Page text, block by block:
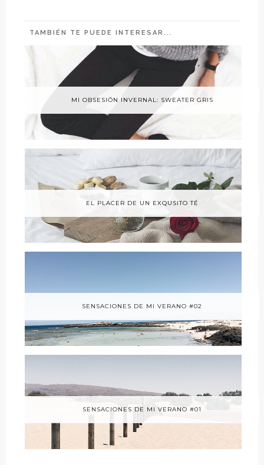
TAMBIÉN TE PUEDE INTERESAR...
MI OBSESIÓN INVERNAL: SWEATER GRIS
EL PLACER DE UN EXQUSITO TÉ
SENSACIONES DE MI VERANO #02
SENSACIONES DE MI VERANO #01